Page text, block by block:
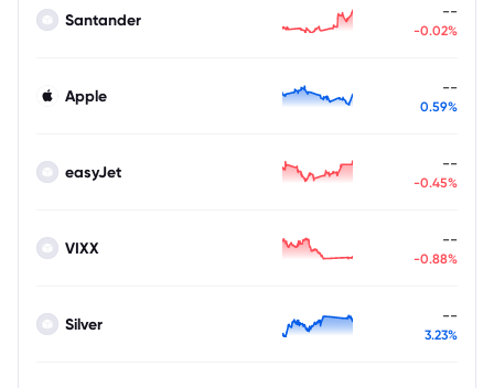
Santander --
-0.02%
Apple --
0.59%
easyJet --
-0.45%
VIXX --
-0.88%
Silver --
3.23%